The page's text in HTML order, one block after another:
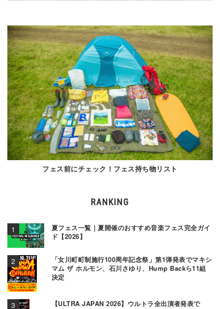
フェス前にチェック！フェス持ち物リスト
RANKING
夏フェス一覧｜夏開催のおすすめ音楽フェス完全ガイ
ド【2026】
「女川町町制施行100周年記念祭」第1弾発表でマキシ
マム ザ ホルモン、石川さゆり、Hump Backら11組
決定
【ULTRA JAPAN 2026】ウルトラ全出演者発表で